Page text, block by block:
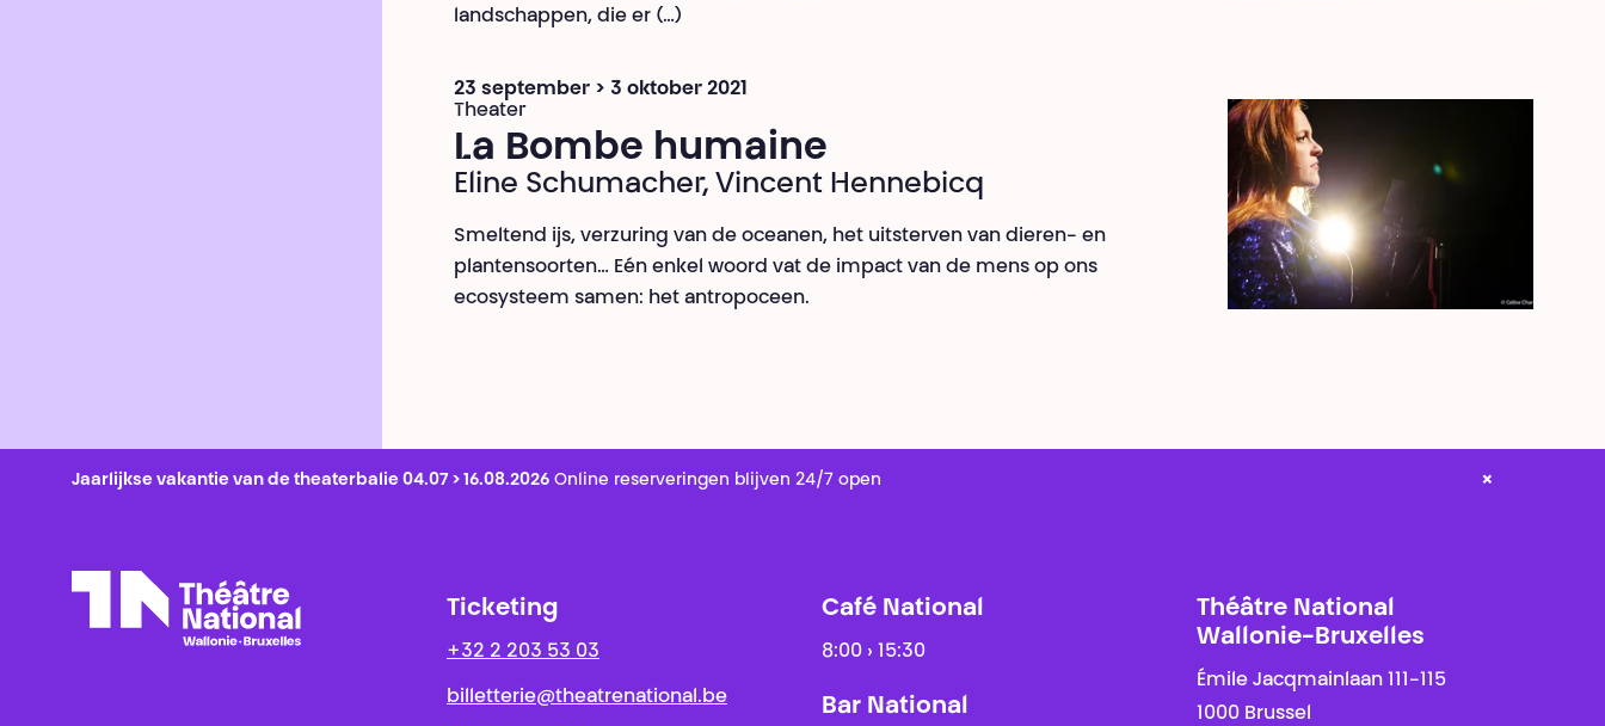
landschappen, die er (…)
23 september > 3 oktober 2021
Theater
La Bombe humaine
Eline Schumacher, Vincent Hennebicq
Smeltend ijs, verzuring van de oceanen, het uitsterven van dieren- en
plantensoorten… Eén enkel woord vat de impact van de mens op ons
ecosysteem samen: het antropoceen.
Jaarlijkse vakantie van de theaterbalie 04.07 > 16.08.2026 Online reserveringen blijven 24/7 open ×
Ticketing
+32 2 203 53 03
billetterie@theatrenational.be
Café National
8:00 › 15:30
Bar National
Théâtre National
Wallonie-Bruxelles
Émile Jacqmainlaan 111-115
1000 Brussel